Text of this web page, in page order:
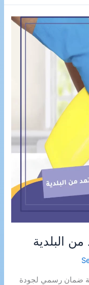
البلدية
ضمان رسمي لجودة